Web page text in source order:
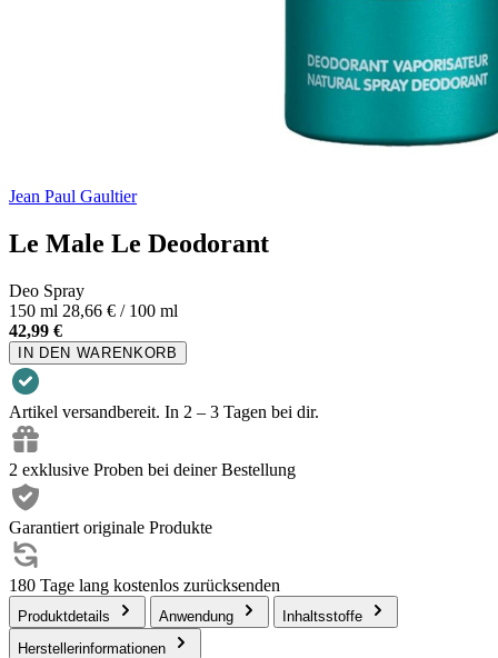
Jean Paul Gaultier
Le Male Le Deodorant
Deo Spray
150 ml 28,66 € / 100 ml
42,99 €
IN DEN WARENKORB
Artikel versandbereit. In 2 – 3 Tagen bei dir.
2 exklusive Proben bei deiner Bestellung
Garantiert originale Produkte
180 Tage lang kostenlos zurücksenden
Produktdetails Anwendung
Inhaltsstoffe
Herstellerinformationen